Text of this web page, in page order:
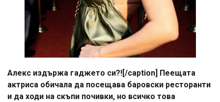
Алекс издържа гаджето си?![/caption] Пеещата
актриса обичала да посещава баровски ресторанти
и да ходи на скъпи почивки, но всичко това